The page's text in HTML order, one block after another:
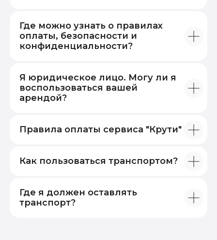
Где можно узнать о правилах
оплаты, безопасности и
конфиденциальности?
Я юридическое лицо. Могу ли я
воспользоваться вашей
арендой?
Правила оплаты сервиса "Крути"
Как пользоваться транспортом?
Где я должен оставлять
транспорт?